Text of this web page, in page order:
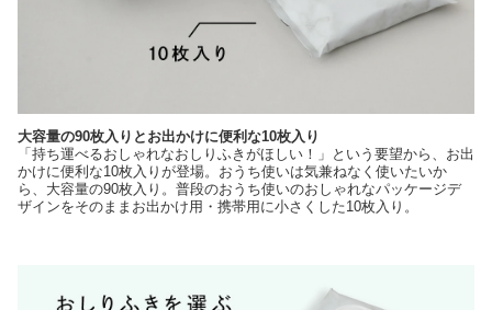
大容量の90枚入りとお出かけに便利な10枚入り
「持ち運べるおしゃれなおしりふきがほしい！」という要望から、お出
かけに便利な10枚入りが登場。おうち使いは気兼ねなく使いたいか
ら、大容量の90枚入り。普段のおうち使いのおしゃれなパッケージデ
ザインをそのままお出かけ用・携帯用に小さくした10枚入り。